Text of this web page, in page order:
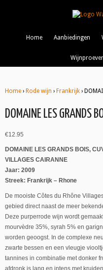
Home Aanbiedingen
Home › Rode wijn › Frankrijk ›
DOMAINE LES GRANDS
€12.95
DOMAINE LES GRANDS BOIS,
VILLAGES CAIRANNE
Jaar: 2009
Streek: Frankrijk – Rhone
De mooiste Côtes du Rhône
gebied direct naast de meer
Deze purperrode wijn wordt
mourvèdre 35%, syrah 5% en
worden geoogst. In de complexe
zwarte bessen en een vleugje
tannines in combinatie met donker
afdronk is lang en intens met